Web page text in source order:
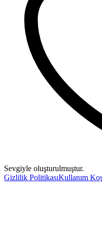
Sevgiyle oluşturulmuştur.
Gizlilik PolitikasıKullanım